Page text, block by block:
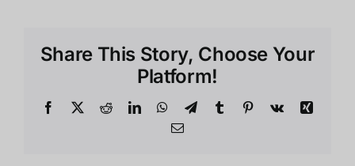
Share This Story, Choose Your
Platform!
Facebook
X RedditLinkedInWhatsApp
TelegramTumblr Pinterest
Vk
Xing
Email